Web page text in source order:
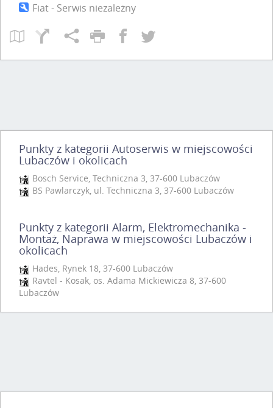
Fiat - Serwis niezależny
Honda - Serwis niezależny
Volkswagen - Serwis niezależny
Volvo - Serwis niezależny
Tachograf - Serwis, Legalizacja
Warsztat blacharsko-lakierniczy
Warsztat naprawy samochodów
AutoCrew - Serwis samochodowy
Bosch Service - Serwis samochodowy
Checkstar - Serwis samochodowy
EuroWarsztat - Serwis samochodowy
Inter Data Service - Serwis samochodowy
O.K. Serwis - Serwis samochodowy
Q-SERVICE - Serwis samochodowy
Punkty z kategorii Autoserwis w miejscowości
Lubaczów i okolicach
Bosch Service, Techniczna 3, 37-600 Lubaczów
BS Pawlarczyk, ul. Techniczna 3, 37-600 Lubaczów
Punkty z kategorii Alarm, Elektromechanika -
Montaż, Naprawa w miejscowości Lubaczów i
okolicach
Hades, Rynek 18, 37-600 Lubaczów
Ravtel - Kosak, os. Adama Mickiewicza 8, 37-600
Lubaczów